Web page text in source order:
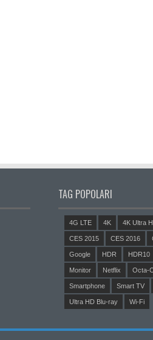
TAG POPOLARI
4G LTE 4K 4K Ultra
CES 2015 CES 2016
Google HDR HDR10
Monitor Netflix Octa-
Smartphone Smart TV
Ultra HD Blu-ray Wi-Fi